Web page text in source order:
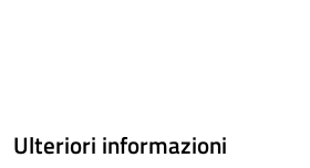
Ulteriori informazioni